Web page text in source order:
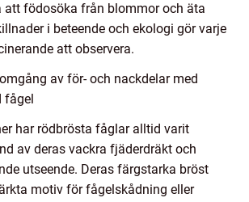
att födosöka från blommor och äta
i beteende och ekologi gör varje
att observera.
av för- och nackdelar med
fågel
har rödbrösta fåglar alltid varit
av deras vackra fjäderdräkt och
utseende. Deras färgstarka bröst
motiv för fågelskådning eller